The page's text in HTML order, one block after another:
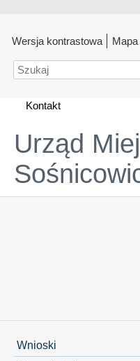
Wersja kontrastowa
Szukaj
Kontakt
Urząd
Wnioski